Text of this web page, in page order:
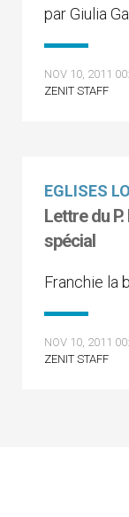
par Giulia
NOV 10, 2011
ZENIT STAFF
EGLISES
Lettre du
spécial
Franchie la
NOV 10, 2011
ZENIT STAFF